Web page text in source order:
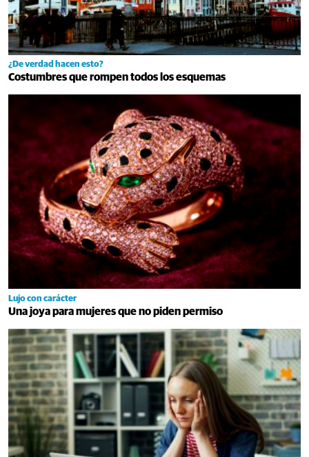
¿De verdad hacen esto?
Costumbres que rompen todos los esquemas
Lujo con carácter
Una joya para mujeres que no piden permiso